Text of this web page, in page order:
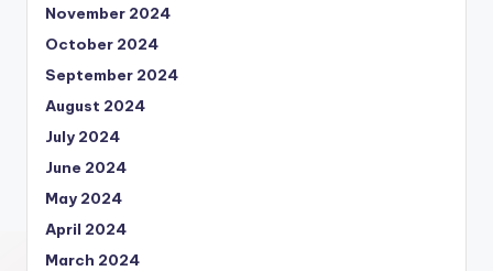
November 2024
October 2024
September 2024
August 2024
July 2024
June 2024
May 2024
April 2024
March 2024